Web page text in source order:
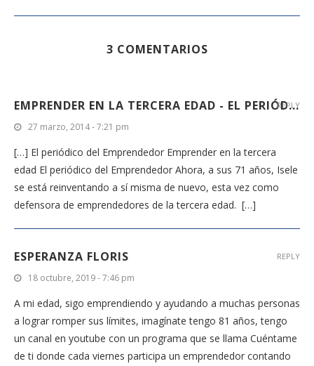
3 COMENTARIOS
EMPRENDER EN LA TERCERA EDAD - EL PERIÓD...
27 marzo, 2014 - 7:21 pm
[…] El periódico del Emprendedor Emprender en la tercera
edad El periódico del Emprendedor Ahora, a sus 71 años, Isele
se está reinventando a sí misma de nuevo, esta vez como
defensora de emprendedores de la tercera edad. […]
REPLY
ESPERANZA FLORIS
18 octubre, 2019 - 7:46 pm
A mi edad, sigo emprendiendo y ayudando a muchas personas
a lograr romper sus límites, imagínate tengo 81 años, tengo
un canal en youtube con un programa que se llama Cuéntame
de ti donde cada viernes participa un emprendedor contando
REPLY